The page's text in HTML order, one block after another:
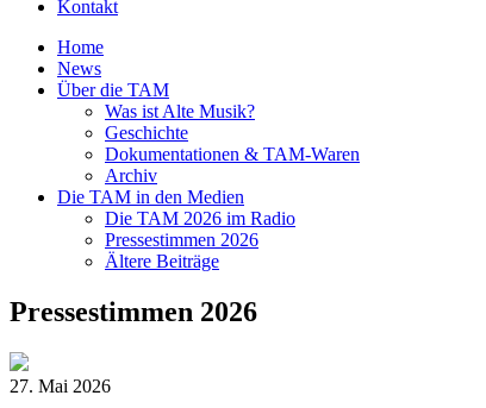
Kontakt
Home
News
Über die TAM
Was ist Alte Musik?
Geschichte
Dokumentationen & TAM-Waren
Archiv
Die TAM in den Medien
Die TAM 2026 im Radio
Pressestimmen 2026
Ältere Beiträge
Pressestimmen 2026
27. Mai 2026